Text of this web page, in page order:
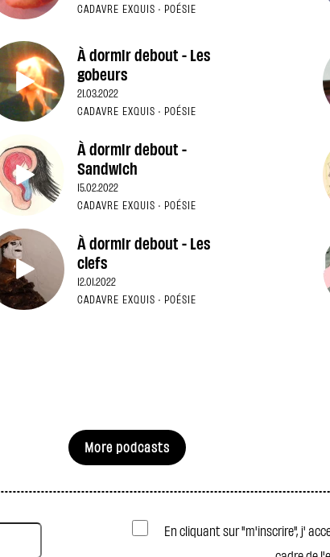
CADAVRE EXQUIS · POÉSIE
À dormir debout - Les
gobeurs
21.03.2022
CADAVRE EXQUIS · POÉSIE
À dormir debout -
Sandwich
15.02.2022
CADAVRE EXQUIS · POÉSIE
À dormir debout - Les
clefs
12.01.2022
CADAVRE EXQUIS · POÉSIE
More podcasts
En cliquant sur "m'inscrire", j'